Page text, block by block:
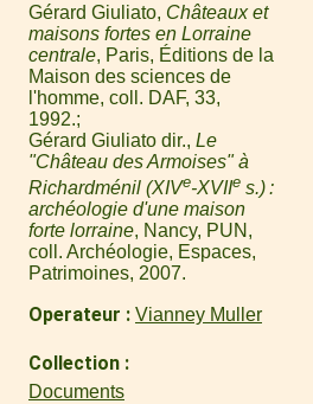
Gérard Giuliato, Châteaux et
maisons fortes en Lorraine
centrale, Paris, Éditions de la
Maison des sciences de
l'homme, coll. DAF, 33,
1992.
Gérard Giuliato dir., Le
"Château des Armoises" à
Richardménil (XIVe-XVIIe s.) :
archéologie d'une maison
forte lorraine, Nancy, PUN,
coll. Archéologie, Espaces,
Patrimoines, 2007.
Operateur Vianney Muller
Collection
Documents